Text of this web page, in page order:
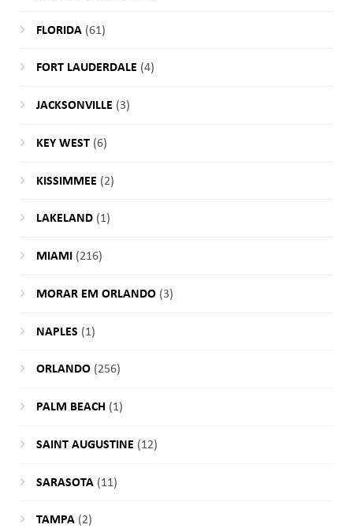
FLORIDA(61)
FORT LAUDERDALE (4)
JACKSONVILLE (3)
KEY WEST(6)
KISSIMMEE (2)
LAKELAND(1)
MIAMI (216)
MORAR EM ORLANDO(3)
NAPLES (1)
ORLANDO(256)
PALM BEACH (1)
SAINT AUGUSTINE (12)
SARASOTA(11)
TAMPA(2)